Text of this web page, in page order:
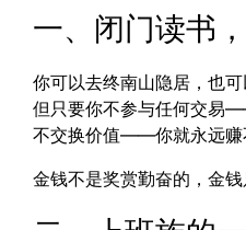
一、闭门读书
你可以去终南山隐居，也
但只要你不参与任何交易
不交换价值——你就永远赚
金钱不是奖赏勤奋的，金钱